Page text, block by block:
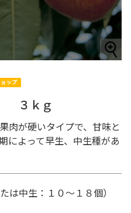
３ｋｇ
肉が硬いタイプで、甘味と
によって早生、中生種があ
は中生：１０～１８個）